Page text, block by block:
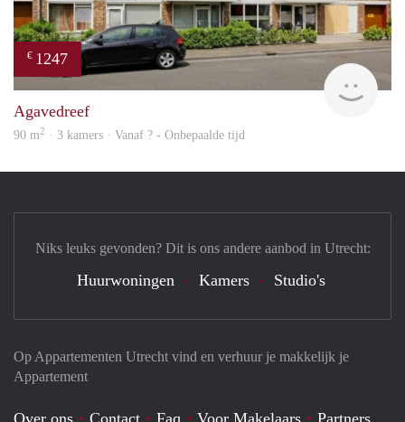
€ 1247
Agavedreef
90 m2 · 3 kamers · Vanaf ? - Onbepaalde tijd
Op Appartementen Utrecht vind en verhuur je makkelijk je
Appartement
Over ons Contact Faq Voor Makelaars Partners
Niks leuks gevonden? Dit is ons andere aanbod in Utrecht:
Huurwoningen Kamers Studio's